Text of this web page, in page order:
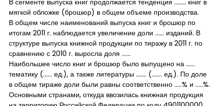
мягкой обложке (брошюр) в общем объеме производства.
В общем числе наименований выпуска книг и брошюр по
итогам 2011 г. наблюдается увеличение доли …… изданий. В
структуре выпуска книжной продукции по тиражу в 2011 г. по
сравнению с 2010 г. выросла доля ……
Наибольшее число книг и брошюр было выпущено на ……
тематику (…… ед.), а также литературы ……. (……. ед.). По доле
в общем тираже доли были равны соответственно …..% и …..%.
Основными странами, откуда ввозилась книжная продукция